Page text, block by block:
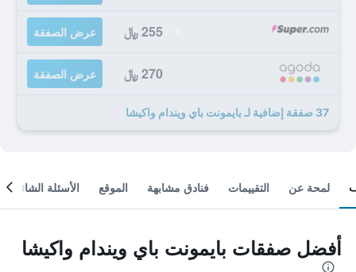
255 ﷼ عرض الصفقة
270 ﷼ عرض الصفقة
37 صفقة إضافية لـ بايمونت باي ويندام واكيشا
لمحة عن التقييمات فنادق مشابهة الموقع الأسئلة الشائعة
أفضل صفقات بايمونت باي ويندام واكيشا